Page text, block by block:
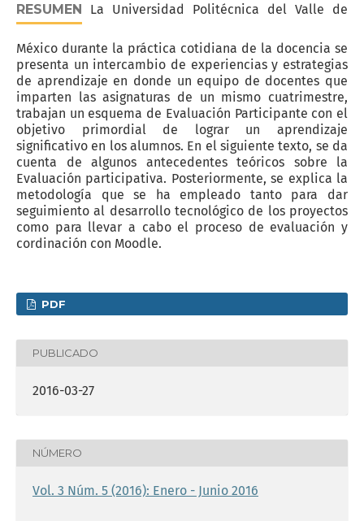
RESUMEN La Universidad Politécnica del Valle de
México durante la práctica cotidiana de la docencia se
presenta un intercambio de experiencias y estrategias
de aprendizaje en donde un equipo de docentes que
imparten las asignaturas de un mismo cuatrimestre,
trabajan un esquema de Evaluación Participante con el
objetivo primordial de lograr un aprendizaje
significativo en los alumnos. En el siguiente texto, se da
cuenta de algunos antecedentes teóricos sobre la
Evaluación participativa. Posteriormente, se explica la
metodología que se ha empleado tanto para dar
seguimiento al desarrollo tecnológico de los proyectos
como para llevar a cabo el proceso de evaluación y
cordinación con Moodle.
PDF
PUBLICADO
2016-03-27
NÚMERO
Vol. 3 Núm. 5 (2016): Enero - Junio 2016